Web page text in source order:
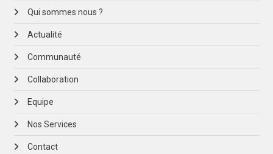
Qui sommes nous ?
Actualité
Communauté
Collaboration
Equipe
Nos Services
Contact